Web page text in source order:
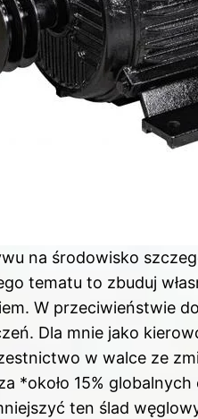
na środowisko
tematu to zbuduj
. W przeciwieństwie
Dla mnie jako
w walce ze
*około 15%
ten ślad